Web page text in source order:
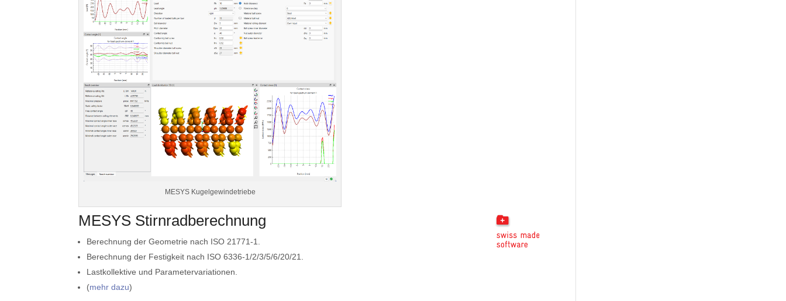
MESYS Kugelgewindetriebe
MESYS Stirnradberechnung
Berechnung der Geometrie nach ISO 21771-1.
Berechnung der Festigkeit nach ISO 6336-1/2/3/5/6/20/21.
Lastkollektive und Parametervariationen.
(mehr dazu)